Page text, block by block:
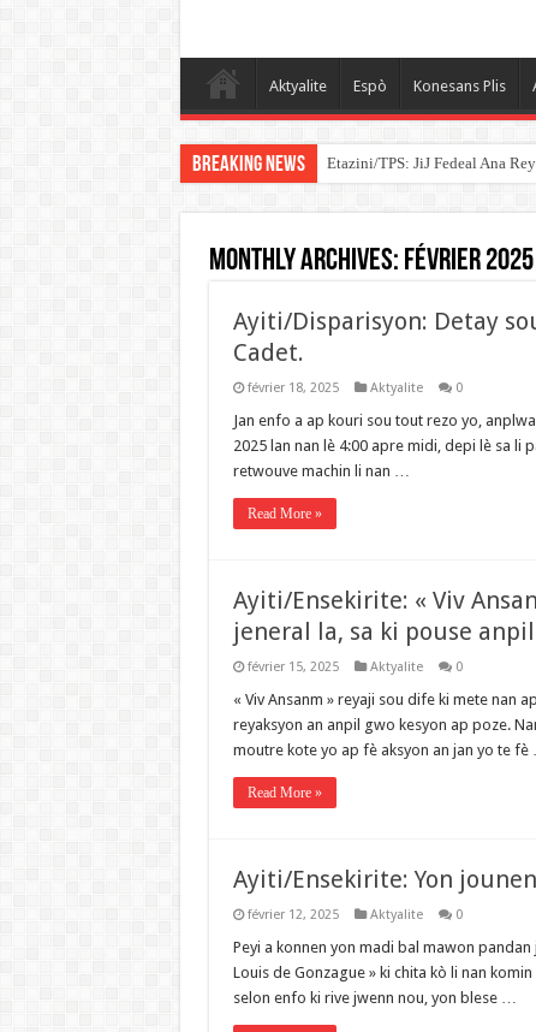
Aktyalite Espò Konesans Plis
Breaking News Etazini/TPS: JiJ Fedeal Ana
Monthly Archives: février 2025
Ayiti/Disparisyon: Detay
Cadet.
février 18, 2025 Aktyalite 0
Jan enfo a ap kouri sou tout rezo yo,
2025 lan nan lè 4:00 apre midi, depi lè sa li
retwouve machin li nan …
Read More »
Ayiti/Ensekirite: « Viv
jeneral la, sa ki pouse
février 15, 2025 Aktyalite 0
« Viv Ansanm » reyaji sou dife ki mete nan
reyaksyon an anpil gwo kesyon ap poze.
moutre kote yo ap fè aksyon an jan yo te
Read More »
Ayiti/Ensekirite: Yon
février 12, 2025 Aktyalite 0
Peyi a konnen yon madi bal mawon
Louis de Gonzague » ki chita kò li nan
selon enfo ki rive jwenn nou, yon blese …